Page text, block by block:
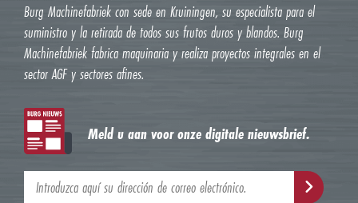
Burg Machinefabriek con sede en Kruiningen, su especialista para el
suministro y la retirada de todos sus frutos duros y blandos. Burg
Machinefabriek fabrica maquinaria y realiza proyectos integrales en el
sector AGF y sectores afines.
Meld u aan voor onze digitale nieuwsbrief.